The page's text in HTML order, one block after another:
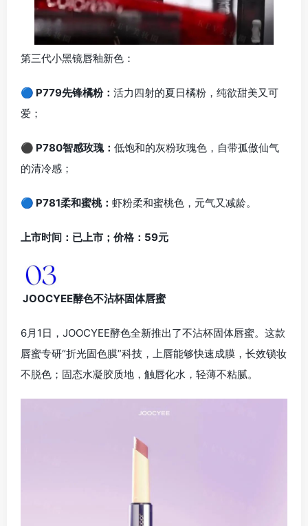
第三代小黑镜唇釉新色：
🔵 P779先锋橘粉： 活力四射的夏日橘粉，纯欲甜美又可
爱；
⚫ P780智感玫瑰： 低饱和的灰粉玫瑰色，自带孤傲仙气
的清冷感；
🔵 P781柔和蜜桃： 虾粉柔和蜜桃色，元气又减龄。
上市时间：已上市；价格：59元
JOOCYEE酵色不沾杯固体唇蜜
6月1日，JOOCYEE酵色全新推出了不沾杯固体唇蜜。这款
唇蜜专研“折光固色膜”科技，上唇能够快速成膜，长效锁妆
不脱色；固态水凝胶质地，触唇化水，轻薄不粘腻。